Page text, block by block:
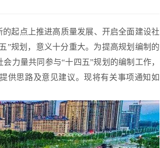
的起点上推进高质量发展、开启全面建设社
”规划，意义十分重大。为提高规划编制的
力量共同参与“十四五”规划的编制工作，
供思路及意见建议。现将有关事项通知如